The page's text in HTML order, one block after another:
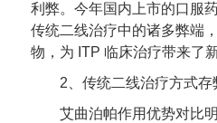
利弊。今年国内上市的口服
传统二线治疗中的诸多弊端
物，为 ITP 临床治疗带来了
2、传统二线治疗方式存
艾曲泊帕作用优势对比